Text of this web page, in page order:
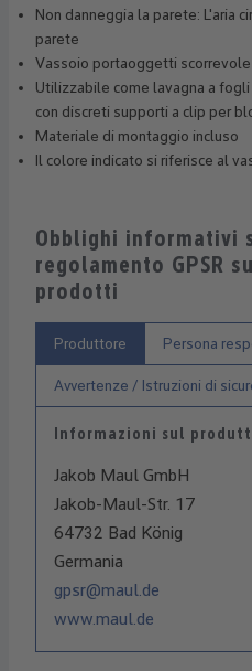
Non danneggia la parete: L'aria
parete
Vassoio portaoggetti scorrevole
Utilizzabile come lavagna a
con discreti supporti a clip per
Materiale di montaggio incluso
Il colore indicato si riferisce al
Obblighi informativi
regolamento GPSR
prodotti
Produttore Persona
Avvertenze / Istruzioni di
Informazioni sul
Jakob Maul GmbH
Jakob-Maul-Str. 17
64732 Bad König
Germania
gpsr@maul.de
www.maul.de